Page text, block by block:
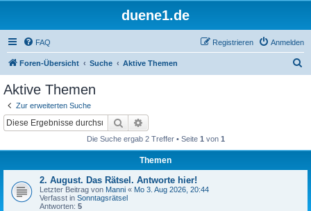
duene1.de
FAQ Anmelden
Registrieren
Foren-Übersicht Suche Aktive Themen
Aktive Themen
Zur erweiterten Suche
Suche
Die Suche ergab 2 Treffer • Seite 1 von 1
Themen
2. August. Das Rätsel. Antworte hier!
Letzter Beitrag von Manni « Mo 3. Aug 2026, 20:44
Verfasst in Sonntagsrätsel
Antworten: 5